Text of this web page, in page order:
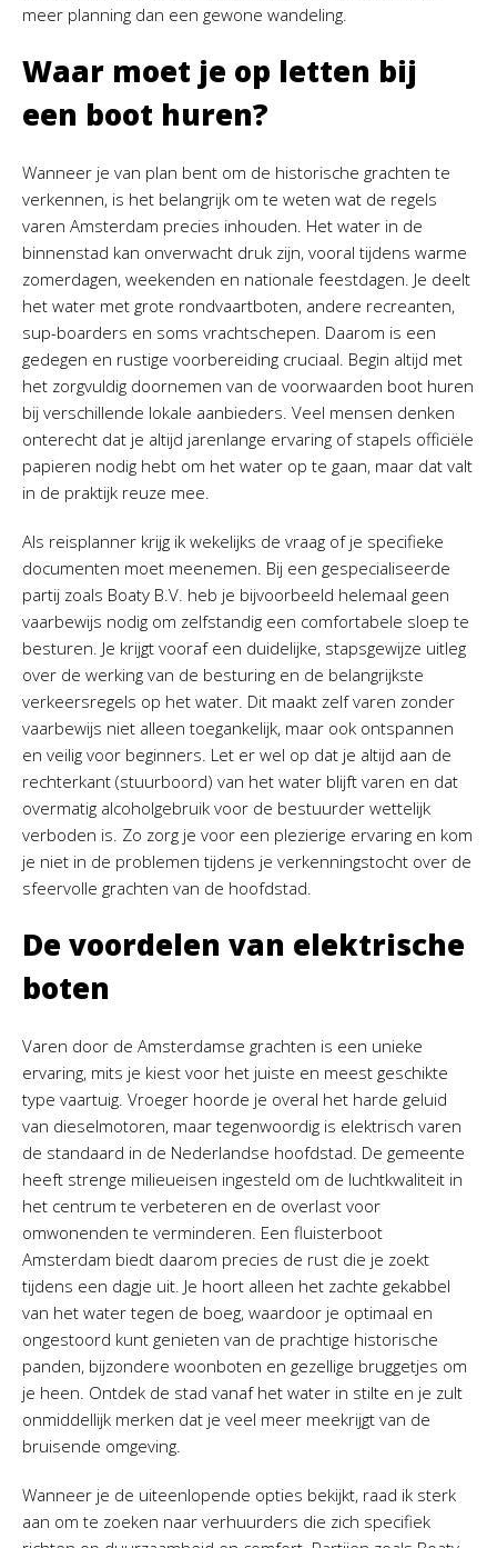
meer planning dan een gewone wandeling.
Waar moet je op letten bij
een boot huren?
Wanneer je van plan bent om de historische grachten te
verkennen, is het belangrijk om te weten wat de regels
varen Amsterdam precies inhouden. Het water in de
binnenstad kan onverwacht druk zijn, vooral tijdens warme
zomerdagen, weekenden en nationale feestdagen. Je deelt
het water met grote rondvaartboten, andere recreanten,
sup-boarders en soms vrachtschepen. Daarom is een
gedegen en rustige voorbereiding cruciaal. Begin altijd met
het zorgvuldig doornemen van de voorwaarden boot huren
bij verschillende lokale aanbieders. Veel mensen denken
onterecht dat je altijd jarenlange ervaring of stapels officiële
papieren nodig hebt om het water op te gaan, maar dat valt
in de praktijk reuze mee.
Als reisplanner krijg ik wekelijks de vraag of je specifieke
documenten moet meenemen. Bij een gespecialiseerde
partij zoals Boaty B.V. heb je bijvoorbeeld helemaal geen
vaarbewijs nodig om zelfstandig een comfortabele sloep te
besturen. Je krijgt vooraf een duidelijke, stapsgewijze uitleg
over de werking van de besturing en de belangrijkste
verkeersregels op het water. Dit maakt zelf varen zonder
vaarbewijs niet alleen toegankelijk, maar ook ontspannen
en veilig voor beginners. Let er wel op dat je altijd aan de
rechterkant (stuurboord) van het water blijft varen en dat
overmatig alcoholgebruik voor de bestuurder wettelijk
verboden is. Zo zorg je voor een plezierige ervaring en kom
je niet in de problemen tijdens je verkenningstocht over de
sfeervolle grachten van de hoofdstad.
De voordelen van elektrische
boten
Varen door de Amsterdamse grachten is een unieke
ervaring, mits je kiest voor het juiste en meest geschikte
type vaartuig. Vroeger hoorde je overal het harde geluid
van dieselmotoren, maar tegenwoordig is elektrisch varen
de standaard in de Nederlandse hoofdstad. De gemeente
heeft strenge milieueisen ingesteld om de luchtkwaliteit in
het centrum te verbeteren en de overlast voor
omwonenden te verminderen. Een fluisterboot
Amsterdam biedt daarom precies de rust die je zoekt
tijdens een dagje uit. Je hoort alleen het zachte gekabbel
van het water tegen de boeg, waardoor je optimaal en
ongestoord kunt genieten van de prachtige historische
panden, bijzondere woonboten en gezellige bruggetjes om
je heen. Ontdek de stad vanaf het water in stilte en je zult
onmiddellijk merken dat je veel meer meekrijgt van de
bruisende omgeving.
Wanneer je de uiteenlopende opties bekijkt, raad ik sterk
aan om te zoeken naar verhuurders die zich specifiek